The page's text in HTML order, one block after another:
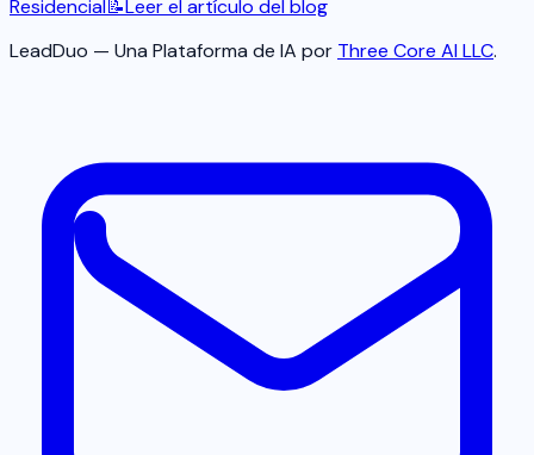
Residencial📝Leer el artículo del blog
LeadDuo — Una Plataforma de IA por Three Core AI LLC.